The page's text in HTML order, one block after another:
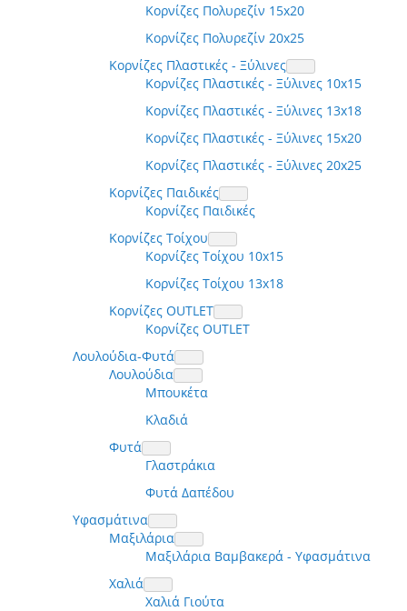
Κορνίζες Πολυρεζίν 15x20
Κορνίζες Πολυρεζίν 20x25
Κορνίζες Πλαστικές - Ξύλινες
Κορνίζες Πλαστικές - Ξύλινες 10x15
Κορνίζες Πλαστικές - Ξύλινες 13x18
Κορνίζες Πλαστικές - Ξύλινες 15x20
Κορνίζες Πλαστικές - Ξύλινες 20x25
Κορνίζες Παιδικές
Κορνίζες Παιδικές
Κορνίζες Τοίχου
Κορνίζες Τοίχου 10x15
Κορνίζες Τοίχου 13x18
Κορνίζες OUTLET
Κορνίζες OUTLET
Λουλούδια-Φυτά
Λουλούδια
Μπουκέτα
Κλαδιά
Φυτά
Γλαστράκια
Φυτά Δαπέδου
Υφασμάτινα
Μαξιλάρια
Μαξιλάρια Βαμβακερά - Υφασμάτινα
Χαλιά
Χαλιά Γιούτα